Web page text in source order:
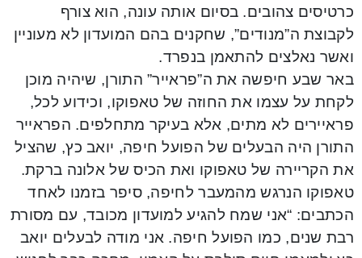
כרטיסים צהובים. בסיום אותה עונה, הוא צורף
לקבוצת ה”מנודים”, שחקנים בהם המועדון לא מעוניין
ואשר נאלצים להתאמן בנפרד.
באר שבע חיפשה את ה”פראייר” התורן, שיהיה מוכן
לקחת על עצמו את החוזה של טאפוקו, וכידוע לכל,
פראיירים לא מתים, אלא בעיקר מתחלפים. הפראייר
התורן היה הבעלים של הפועל חיפה, יואב כץ, שהציל
את הקריירה של טאפוקו ואת הכיס של אלונה ברקת.
טאפוקו הנרגש מהמעבר לחיפה, סיפר בזמנו לאחד
הכתבים: “אני שמח להגיע למועדון מכובד, עם מסורת
רבת שנים, כמו הפועל חיפה. אני מודה לבעלים יואב